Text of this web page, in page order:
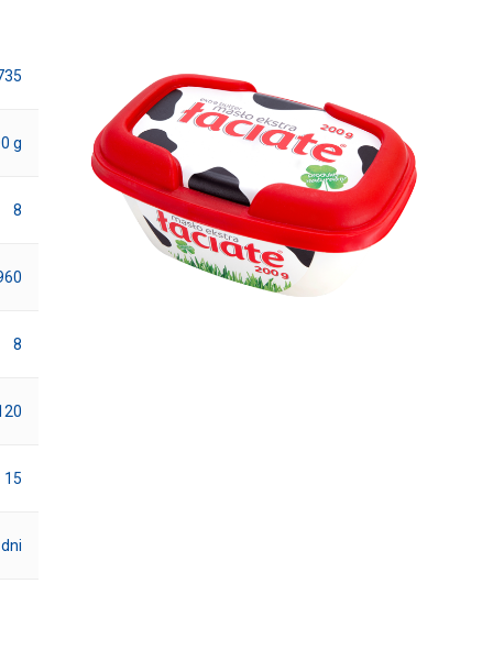
g
8
8
15